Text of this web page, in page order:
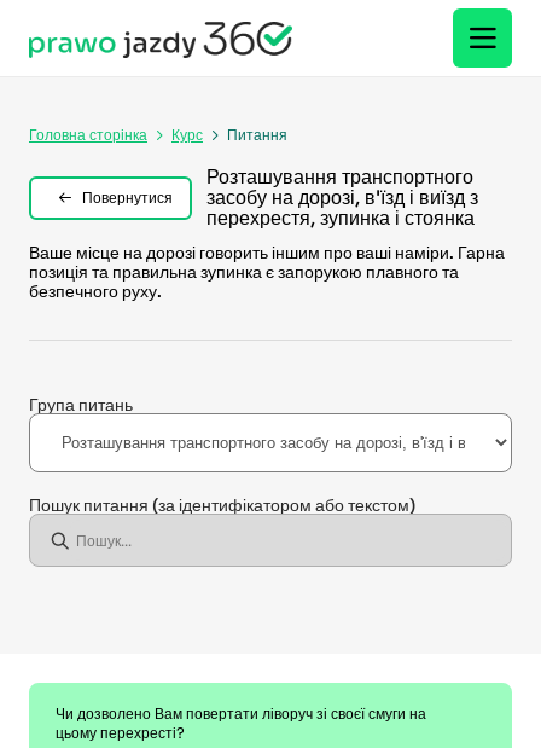
Головна сторінка Курс Питання
Повернутися
Розташування транспортного
засобу на дорозі, в'їзд і виїзд з
перехрестя, зупинка і стоянка
Ваше місце на дорозі говорить іншим про ваші наміри. Гарна
позиція та правильна зупинка є запорукою плавного та
безпечного руху.
Група питань
Пошук питання (за ідентифікатором або текстом)
Чи дозволено Вам повертати ліворуч зі своєї смуги на
цьому перехресті?